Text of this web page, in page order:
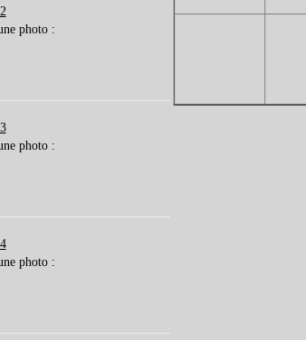
photo :
photo :
photo :